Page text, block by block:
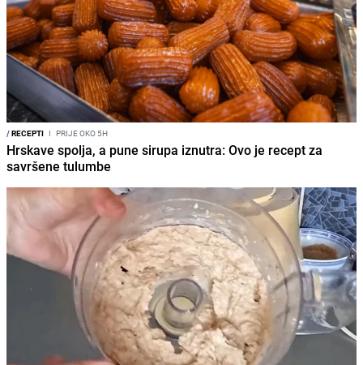
/RECEPTI I PRIJE OKO 5H
Hrskave spolja, a pune sirupa iznutra: Ovo je recept za
savršene tulumbe